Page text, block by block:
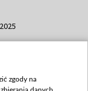
350
zgody na